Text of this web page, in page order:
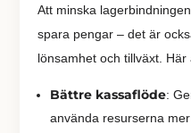
Att minska
spara pengar – det är
lönsamhet och tillväxt.
Bättre kassaflöde:
använda resurserna